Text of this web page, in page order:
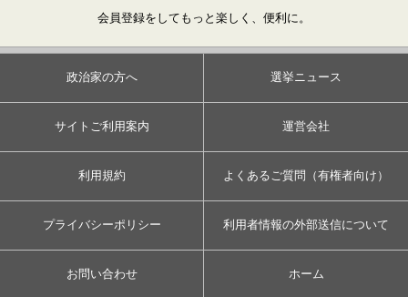
会員登録をしてもっと楽しく、便利に。
政治家の方へ 選挙ニュース
サイトご利用案内 運営会社
利用規約 よくあるご質問（有権者向け）
プライバシーポリシー 利用者情報の外部送信について
お問い合わせ ホーム